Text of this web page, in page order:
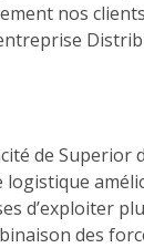
nos
de
logistique
d’exploiter
des